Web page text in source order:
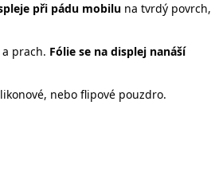
při pádu mobilu na tvrdý povrch,
prach. Fólie se na displej nanáší
nebo flipové pouzdro.